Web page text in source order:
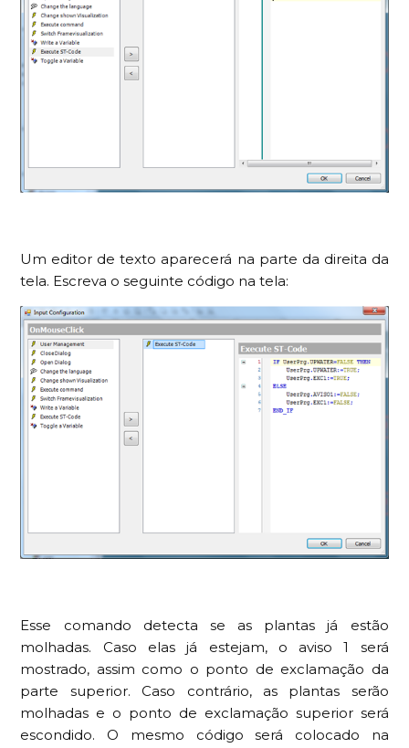
Um editor de texto aparecerá na parte da direita da
tela. Escreva o seguinte código na tela:
Esse comando detecta se as plantas já estão
molhadas. Caso elas já estejam, o aviso 1 será
mostrado, assim como o ponto de exclamação da
parte superior. Caso contrário, as plantas serão
molhadas e o ponto de exclamação superior será
escondido. O mesmo código será colocado na